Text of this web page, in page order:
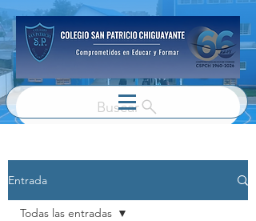
Buscar
Entrada
Todas las entradas